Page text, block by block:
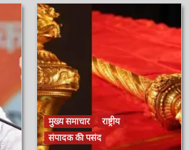
मुख्य समाचार
राष्ट्रीय